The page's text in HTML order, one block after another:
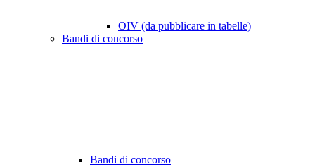
OIV (da pubblicare in tabelle)
Bandi di concorso
Bandi di concorso